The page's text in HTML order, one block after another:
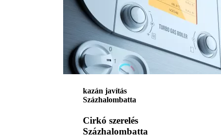
kazán javítás
Százhalombatta
Cirkó szerelés
Százhalombatta